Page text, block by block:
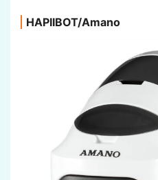
HAPIIBOT/Amano